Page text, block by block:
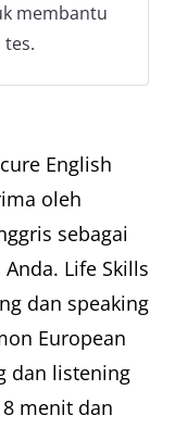
membantu
English
oleh
sebagai
Life Skills
dan speaking
European
dan listening
menit dan